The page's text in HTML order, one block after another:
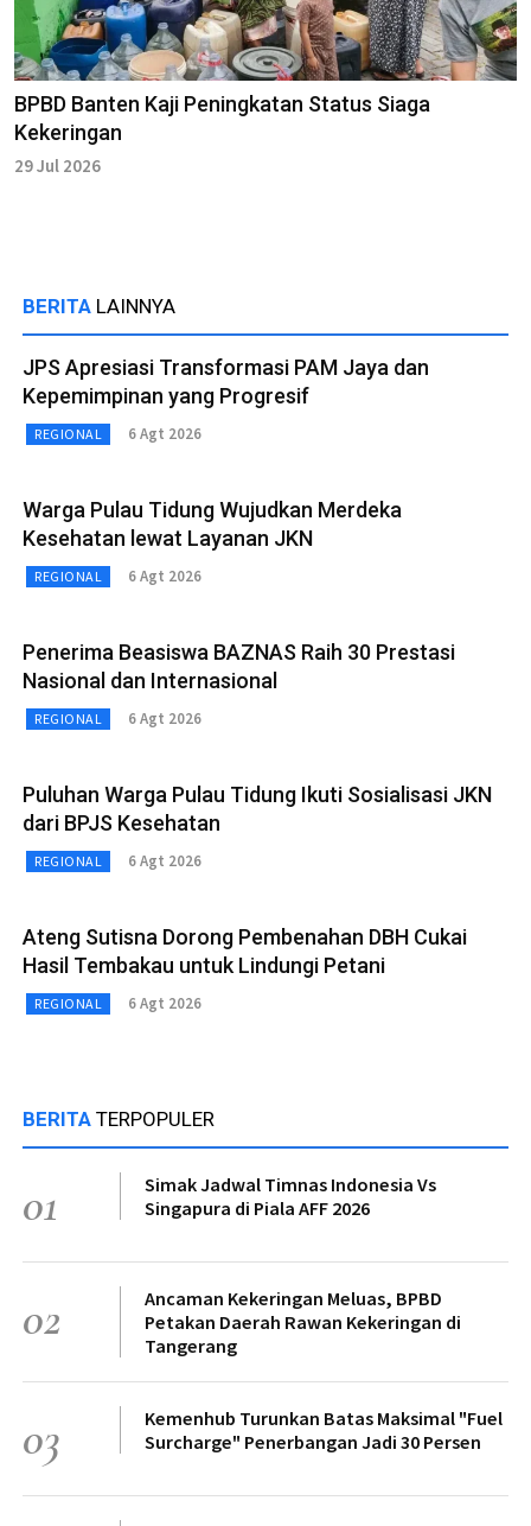
BPBD Banten Kaji Peningkatan Status Siaga
Kekeringan
29 Jul 2026
BERITA LAINNYA
JPS Apresiasi Transformasi PAM Jaya dan
Kepemimpinan yang Progresif
REGIONAL 6 Agt 2026
Warga Pulau Tidung Wujudkan Merdeka
Kesehatan lewat Layanan JKN
REGIONAL 6 Agt 2026
Penerima Beasiswa BAZNAS Raih 30 Prestasi
Nasional dan Internasional
REGIONAL 6 Agt 2026
Puluhan Warga Pulau Tidung Ikuti Sosialisasi JKN
dari BPJS Kesehatan
REGIONAL 6 Agt 2026
Ateng Sutisna Dorong Pembenahan DBH Cukai
Hasil Tembakau untuk Lindungi Petani
REGIONAL 6 Agt 2026
BERITA TERPOPULER
01
Simak Jadwal Timnas Indonesia Vs
Singapura di Piala AFF 2026
02
Ancaman Kekeringan Meluas, BPBD
Petakan Daerah Rawan Kekeringan di
Tangerang
03
Kemenhub Turunkan Batas Maksimal "Fuel
Surcharge" Penerbangan Jadi 30 Persen